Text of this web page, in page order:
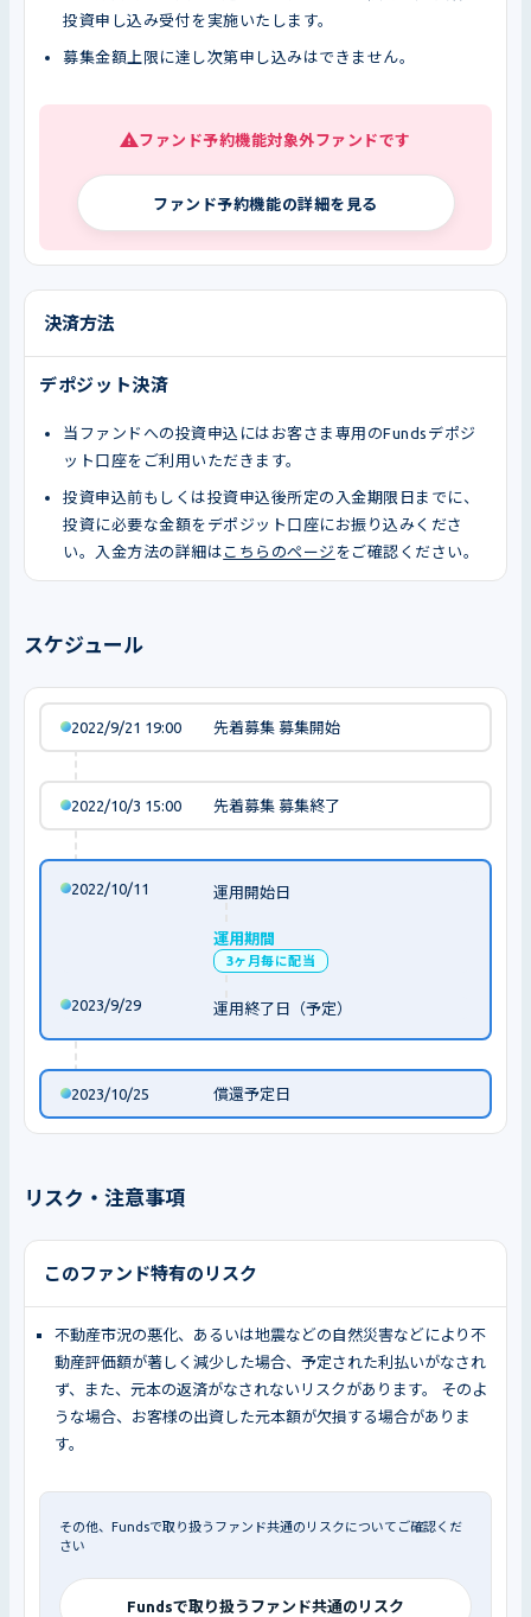
投資申し込み受付を実施いたします。
募集金額上限に達し次第申し込みはできません。
ファンド予約機能対象外ファンドです
ファンド予約機能の詳細を見る
決済方法
デポジット決済
当ファンドへの投資申込にはお客さま専用のFundsデポジ
ット口座をご利用いただきます。
投資申込前もしくは投資申込後所定の入金期限日までに、
投資に必要な金額をデポジット口座にお振り込みくださ
い。入金方法の詳細は こちらのページ をご確認ください。
スケジュール
2022/9/21 19:00 先着募集 募集開始
2022/10/3 15:00 先着募集 募集終了
2022/10/11 運用開始日
運用期間
3ヶ月毎に配当
2023/9/29 運用終了日（予定）
2023/10/25 償還予定日
リスク・注意事項
このファンド特有のリスク
不動産市況の悪化、あるいは地震などの自然災害などにより不
動産評価額が著しく減少した場合、予定された利払いがなされ
ず、また、元本の返済がなされないリスクがあります。 そのよ
うな場合、お客様の出資した元本額が欠損する場合がありま
す。
その他、Fundsで取り扱うファンド共通のリスクについてご確認くだ
さい
Fundsで取り扱うファンド共通のリスク